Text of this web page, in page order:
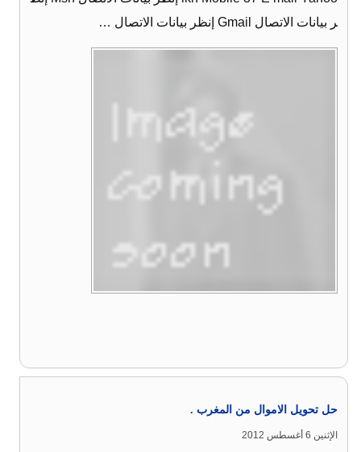
ر بيانات الاتصال Gmail إنظر بيانات الاتصال …
حل تحويل الاموال من المغرب .
الإثنين 6 أغسطس 2012